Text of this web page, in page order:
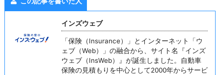
インズウェブ
「保険（Insurance）」とインターネット「ウ
ェブ（Web）」の融合から、サイト名『インズ
ウェブ（InsWeb）』が誕生しました。自動車
保険の見積もりを中心として2000年からサービ